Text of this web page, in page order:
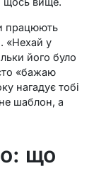
працюють
«Нехай у
його було
«бажаю
нагадує тобі
шаблон, а
що